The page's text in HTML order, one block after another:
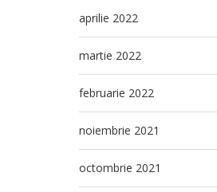
aprilie 2022
martie 2022
februarie 2022
noiembrie 2021
octombrie 2021